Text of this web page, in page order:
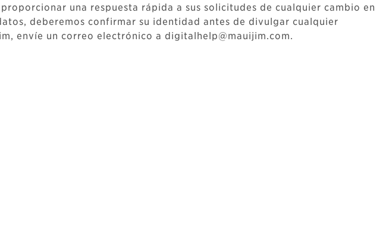
una respuesta rápida a sus solicitudes de cualquier cambio en
deberemos confirmar su identidad antes de divulgar cualquier
envíe un correo electrónico a digitalhelp@mauijim.com.